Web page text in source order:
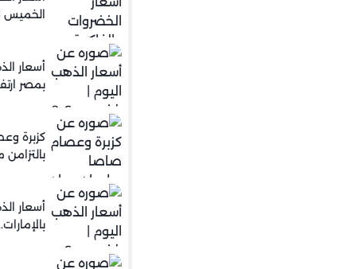
الخميس 6-8-2026 في مصر.. اخر تحديث
بمصر
كزبرة